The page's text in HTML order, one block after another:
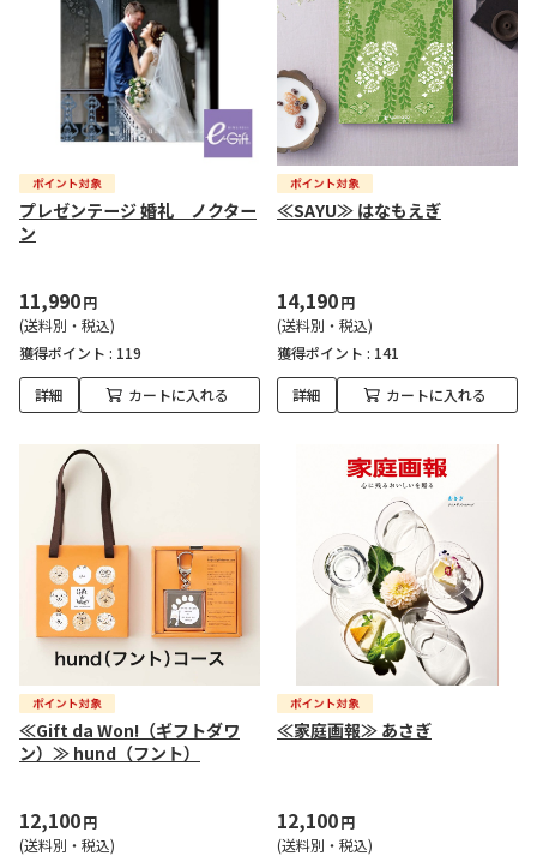
プレゼンテージ 婚礼 ノクター
ン
11,990円
(送料別・税込)
獲得ポイント : 119
詳細 カートに入れる
≪SAYU≫ はなもえぎ
14,190円
(送料別・税込)
獲得ポイント : 141
詳細 カートに入れる
≪Gift da Won!（ギフトダワ
ン）≫ hund（フント）
12,100円
(送料別・税込)
≪家庭画報≫ あさぎ
12,100円
(送料別・税込)